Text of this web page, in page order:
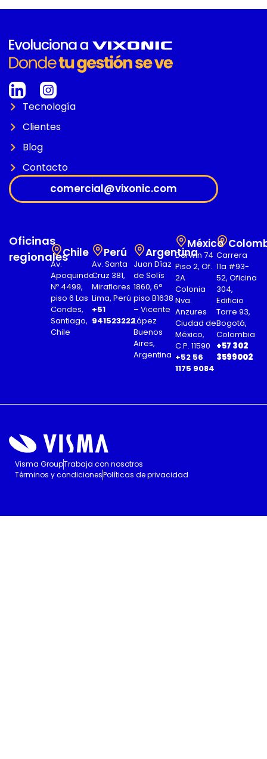
Tecnología
Clientes
Blog
Contacto
comercial@vixonic.com
Oficinas
regionalesChile
Av.
Apoquindo
Nº 4499,
piso 6 Las
Condes,
Santiago,
Chile
Perú
Av. Santa
Cruz 381,
Miraflores
Lima, Perú
+51
941523222
Argentina
Juan Díaz
de Solís
1860, 6°
piso B1638
– Vicente
López
Buenos
Aires,
Argentina
México
Darwin 74
Piso 2, Of.
2A
Colonia
Nva.
Anzures
Ciudad de
México,
C.P. 11590
+52 56
1175 9084
Carrera
11a #93-
52, Oficina
304,
Edificio
Torre 93,
Bogotá,
Colombia
+57 302
3599002
Visma GroupTrabaja con nosotros
Términos y condicionesPolíticas de privacidad